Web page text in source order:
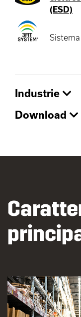
(ESD)
Industrie
Download